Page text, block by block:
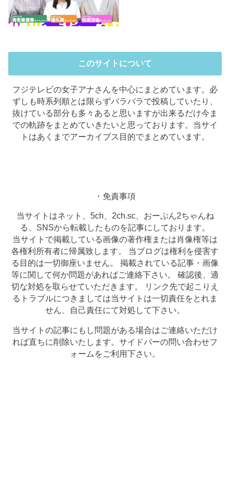
このサイトについて
フジテレビの女子アナさんを中心にまとめています。必
ずしも時系列順とは限らずバラバラで投稿していたり、
抜けている部分も多々あると思いますが出来るだけ今ま
での軌跡をまとめていきたいと思っております。当サイ
トはあくまでアーカイブス目的でまとめています。
・免責事項
当サイトはネット、5ch、2ch.sc、おーぷん2ちゃんね
る、SNSから転載したものを記事にしております。
当サイトで掲載している画像の著作権または肖像権等は
各権利所有者に帰属致します。 当ブログは権利を侵害す
る目的は一切御座いません。 掲載されている記事・画像
等に関して何か問題があればご連絡下さい。 確認後、適
切な対処を取らせていただきます。 リンク先で起こりえ
るトラブルにつきましては当サイトは一切責任をとれま
せん、自己責任にて対処して下さい。
当サイトの記事にもし問題がある場合はご連絡いただけ
れば直ちに削除いたします。サイドバーの問い合わせフ
ォームをご利用下さい。